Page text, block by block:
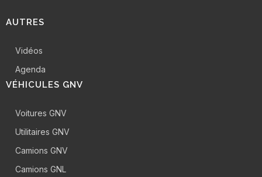
AUTRES
Vidéos
Agenda
VÉHICULES GNV
Voitures GNV
Utilitaires GNV
Camions GNV
Camions GNL